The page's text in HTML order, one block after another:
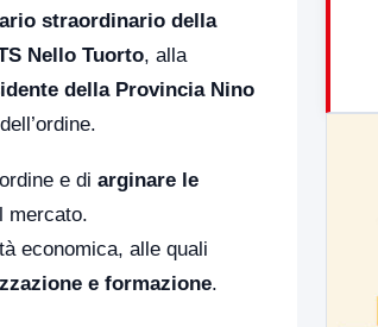
straordinario della
Nello Tuorto, alla
della Provincia Nino
e di arginare le
mercato.
economica, alle quali
e formazione.